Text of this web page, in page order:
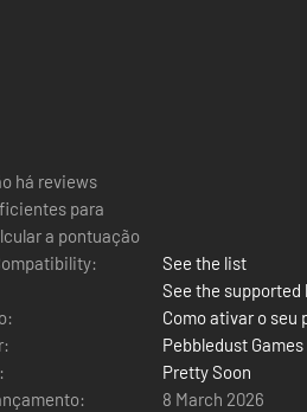
há reviews
para
a pontuação
See the list
See the supported
Como ativar o seu
Pebbledust Games
Pretty Soon
8 March 2026